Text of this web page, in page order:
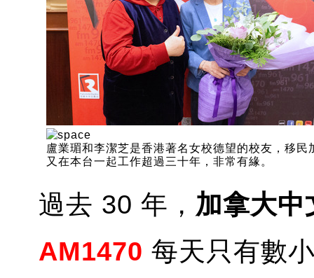
盧業瑂和李潔芝是香港著名女校德望的校友，移民
又在本台一起工作超過三十年，非常有緣。
過去 30 年， 加拿大中
AM1470 每天只有數